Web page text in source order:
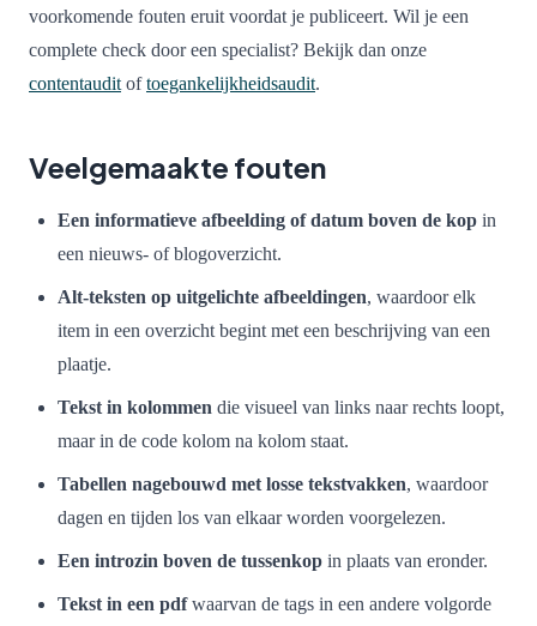
voorkomende fouten eruit voordat je publiceert. Wil je een
complete check door een specialist? Bekijk dan onze
contentauditoftoegankelijkheidsaudit.
Veelgemaakte fouten
Een informatieve afbeelding of datum boven de kop in
een nieuws- of blogoverzicht.
Alt-teksten op uitgelichte afbeeldingen, waardoor elk
item in een overzicht begint met een beschrijving van een
plaatje.
Tekst in kolommen die visueel van links naar rechts loopt,
maar in de code kolom na kolom staat.
Tabellen nagebouwd met losse tekstvakken, waardoor
dagen en tijden los van elkaar worden voorgelezen.
Een introzin boven de tussenkop in plaats van eronder.
Tekst in een pdfwaarvan de tags in een andere volgorde